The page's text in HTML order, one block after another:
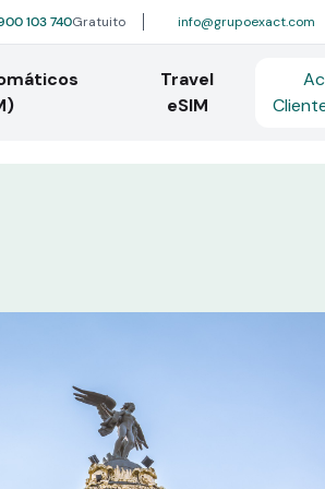
103 740Gratuito info@grupoexact.com
Travel
eSIM